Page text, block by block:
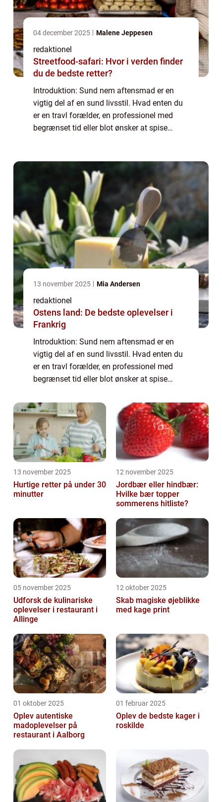
04 december 2025 Malene Jeppesen
redaktionel
Streetfood-safari: Hvor i verden finder
du de bedste retter?
Introduktion: Sund nem aftensmad er en
vigtig del af en sund livsstil. Hvad enten du
er en travl forælder, en professionel med
begrænset tid eller blot ønsker at spise
13 november 2025 Mia Andersen
redaktionel
Ostens land: De bedste oplevelser i
Frankrig
Introduktion: Sund nem aftensmad er en
vigtig del af en sund livsstil. Hvad enten du
er en travl forælder, en professionel med
begrænset tid eller blot ønsker at spise
er det afgørende at finde balancen me...
13 november 2025
Hurtige retter på under 30
minutter
12 november 2025
Jordbær eller hindbær:
Hvilke bær topper
sommerens hitliste?
05 november 2025
Udforsk de kulinariske
oplevelser i restaurant i
Allinge
12 oktober 2025
Skab magiske øjeblikke
med kage print
01 oktober 2025
Oplev autentiske
madoplevelser på
restaurant i Aalborg
01 februar 2025
Oplev de bedste kager i
roskilde